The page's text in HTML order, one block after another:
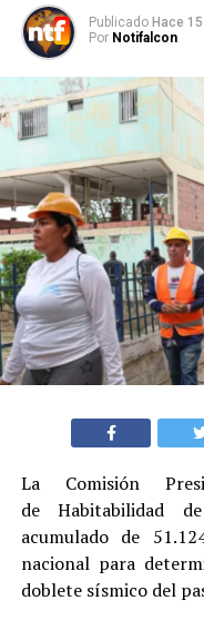
Publicado Hace
Por Notifalcon
La Comisión
de Habitabilidad
acumulado de
nacional para
doblete sísmico del